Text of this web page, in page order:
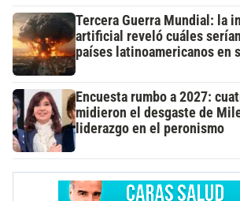
Tercera Guerra Mundial: la
artificial reveló cuáles
países latinoamericanos en
Encuesta rumbo a 2027:
midieron el desgaste de
liderazgo en el peronismo